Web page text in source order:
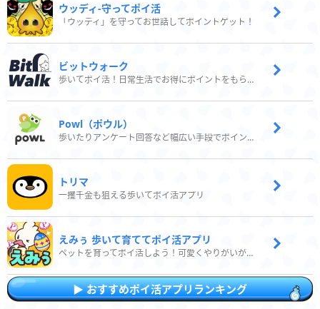
ウッディ‐守ってポイ活
「ウッディ」を守ってお世話してポイントゲット！
ビットウォーク
歩いてポイ活！日常生活でお得にポイントをもらおう
Powl（ポウル）
歩いたりアンケート回答など幅広い手段でポイントをゲット
トリマ
一攫千金も狙える歩いてポイ活アプリ
えみぅ 歩いて育ててポイ活アプリ
ペットを育ってポイ活しよう！可愛くやりがいがある新感覚アプリ
おすすめポイ活アプリランキング